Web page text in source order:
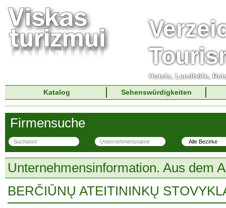
Hotels, Landhöfe,
Katalog
Sehenswürdigkeiten
Firmensuche
Unternehmensinformation. Aus dem
BERČIŪNŲ ATEITININKŲ